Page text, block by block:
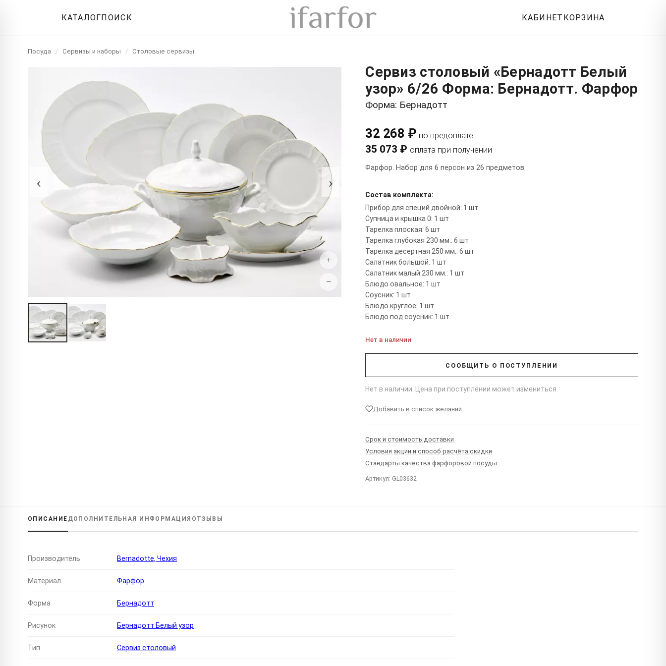
КАТАЛОГПОИСК КАБИНЕТ КОРЗИНА
Посуда / Сервизы и наборы / Столовые сервизы
‹ ›
+
−
Сервиз столовый «Бернадотт Белый
узор» 6/26 Форма: Бернадотт. Фарфор
Форма: Бернадотт
32 268 ₽ по предоплате
35 073 ₽ оплата при получении
Фарфор. Набор для 6 персон из 26 предметов.
Состав комплекта:
Прибор для специй двойной: 1 шт
Супница и крышка 0: 1 шт
Тарелка плоская: 6 шт
Тарелка глубокая 230 мм.: 6 шт
Тарелка десертная 250 мм.: 6 шт
Салатник большой: 1 шт
Салатник малый 230 мм.: 1 шт
Блюдо овальное: 1 шт
Соусник: 1 шт
Блюдо круглое: 1 шт
Блюдо под соусник: 1 шт
Нет в наличии
СООБЩИТЬ О ПОСТУПЛЕНИИ
Нет в наличии. Цена при поступлении может измениться.
Добавить в список желаний
Срок и стоимость доставки
Условия акции и способ расчёта скидки
Стандарты качества фарфоровой посуды
Артикул: GL03632
ОПИСАНИЕ ДОПОЛНИТЕЛЬНАЯ ИНФОРМАЦИЯ ОТЗЫВЫ
Производитель Bernadotte, Чехия
Материал Фарфор
Форма Бернадотт
Рисунок Бернадотт Белый узор
Тип Сервиз столовый